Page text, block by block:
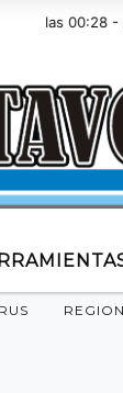
00:28 -